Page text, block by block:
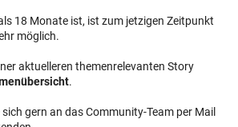
18 Monate ist, ist zum jetzigen Zeitpunkt
möglich.
aktuelleren themenrelevanten Story
.
sich gern an das Community-Team per Mail